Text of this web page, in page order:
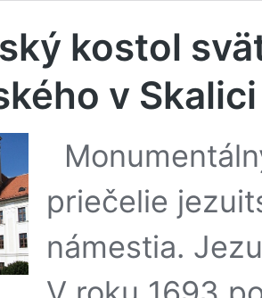
kostol
v Skalici
priečelie
námestia.